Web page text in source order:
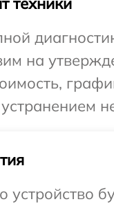
на
устройство